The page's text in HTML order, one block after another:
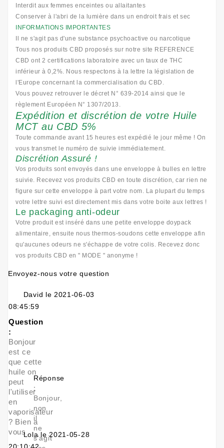
Interdit aux femmes enceintes ou allaitantes
Conserver à l'abri de la lumière dans un endroit frais et sec
INFORMATIONS IMPORTANTES
Il ne s'agit pas d'une substance psychoactive ou narcotique
Tous nos produits CBD proposés sur notre site REFERENCE
CBD ont 2 certifications laboratoire avec un taux de THC
inférieur à 0,2%. Nous respectons à la lettre la législation de
l'Europe concernant la commercialisation du CBD.
Vous pouvez retrouver le décret N° 639-2014 ainsi que le
règlement Européen N° 1307/2013.
Expédition et discrétion de votre Huile
MCT au CBD 5%
Toute commande avant 15 heures est expédié le jour même ! On
vous transmet le numéro de suivie immédiatement.
Discrétion Assuré !
Vos produits sont envoyés dans une enveloppe à bulles en lettre
suivie. Recevez vos produits CBD en toute discrétion, car rien ne
figure sur cette enveloppe à part votre nom. La plupart du temps
votre lettre suivi est directement mis dans votre boite aux lettres !
Le packaging anti-odeur
Votre produit est inséré dans une petite enveloppe doypack
alimentaire, ensuite nous thermos-soudons cette enveloppe afin
qu'aucunes odeurs ne s'échappe de votre colis. Recevez donc
vos produits CBD en " MODE " anonyme !
Envoyez-nous votre question
David le 2021-06-03
08:45:59
Question
:
Bonjour
est ce
que cette
huile on
peut
l'utiliser
en
vaporisateur
? Bien a
vous
Réponse
:
Bonjour,
non
il
ne
s'agit
Lola le 2021-05-28